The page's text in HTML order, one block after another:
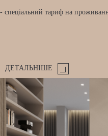
- спеціальний тариф на
ДЕТАЛЬНІШЕ